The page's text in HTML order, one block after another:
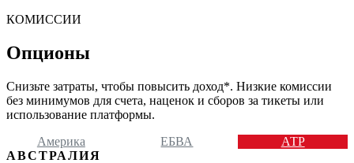
КОМИССИИ
Опционы
Снизьте затраты, чтобы повысить доход*. Низкие комиссии
без минимумов для счета, наценок и сборов за тикеты или
использование платформы.
Америка
ЕБВА
АТР
АВСТРАЛИЯ